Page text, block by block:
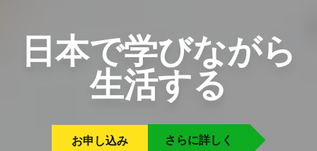
日本で学びながら
生活する
お申し込み さらに詳しく